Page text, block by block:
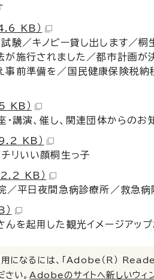
KB）
験／キノピー貸し出します／
施行されました／都市計画
事前準備を／国民健康保険税
KB）
・講演、催し、関連団体からの
KB）
リいい顔桐生っ子
KB）
／平日夜間急病診療所／救急病
を起用した観光イメージアッ
になるには、「Adobe（R）
さい。 Adobeのサイトへ新しいウィン